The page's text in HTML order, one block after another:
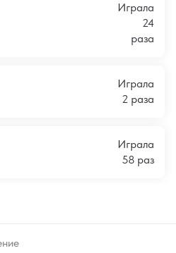
Играла
24
раза
Играла
2 раза
Играла
58 раз